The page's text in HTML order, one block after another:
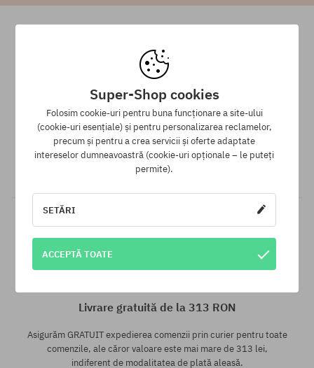
Programul de loialitate SuperClub
SuperClub este programul nostru de loialitate, datorită căruia
pentru produsele fără reducere poți primi în contul tău până la
12% din valoarea comenzii!
Livrare gratuită de la 313 RON
Asigurăm GRATUIT expedierea comenzii prin curier pentru toate
comenzile, ale căror valoare este mai mare de 313 lei,
indiferent de modalitatea de plată aleasă.
Super-Shop cookies
Folosim cookie-uri pentru buna funcționare a site-ului
(cookie-uri esențiale) și pentru personalizarea reclamelor,
precum și pentru a crea servicii și oferte adaptate
intereselor dumneavoastră (cookie-uri opționale – le puteți
permite).
SETĂRI
ACCEPTĂ TOATE